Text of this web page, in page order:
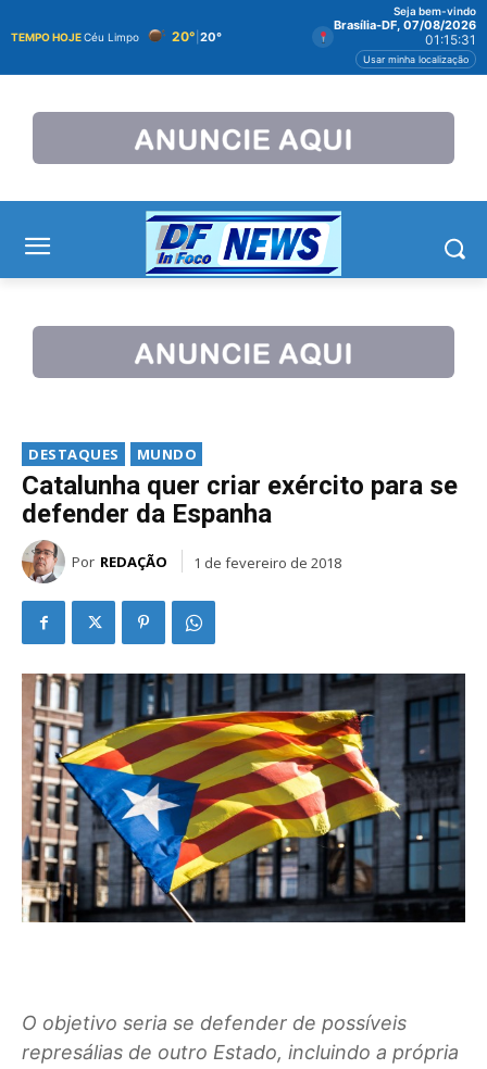
TEMPO HOJECéu Limpo 20° 20°
Seja bem-vindo
Brasília-DF, 07/08/2026
01:15:32
Usar minha localização
DESTAQUES MUNDO
Catalunha quer criar exército para se
defender da Espanha
Por REDAÇÃO 1 de fevereiro de 2018
O objetivo seria se defender de possíveis
represálias de outro Estado, incluindo a própria